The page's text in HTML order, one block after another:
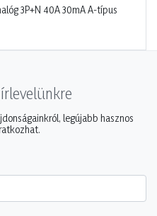
3P+N 40A 30mA A-típus
legújabb hasznos